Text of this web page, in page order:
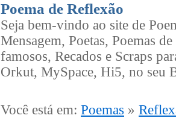
Poema de Reflexão
Seja bem-vindo ao site de
Mensagem, Poetas, Poemas
famosos, Recados e Scraps
Orkut, MySpace, Hi5, no seu
Você está em: Poemas »